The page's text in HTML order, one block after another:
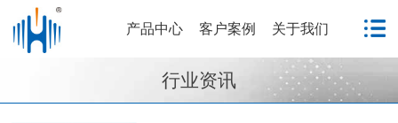
产品中心 客户案例 关于我们
行业资讯